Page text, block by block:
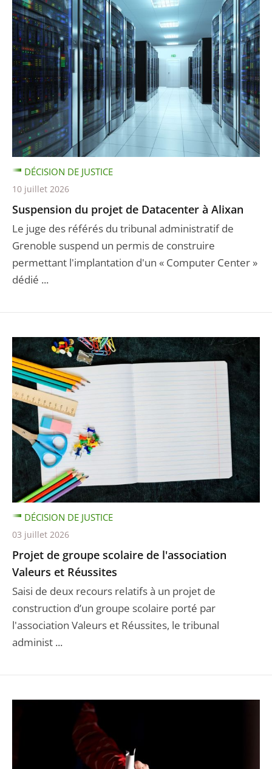
Suspension du projet de Datacenter à Alixan
Le juge des référés du tribunal administratif de
Grenoble suspend un permis de construire
permettant l'implantation d'un « Computer Center »
dédié ...
DÉCISION DE JUSTICE
10 juillet 2026
Projet de groupe scolaire de l'association
Valeurs et Réussites
Saisi de deux recours relatifs à un projet de
construction d’un groupe scolaire porté par
l'association Valeurs et Réussites, le tribunal
administ ...
DÉCISION DE JUSTICE
03 juillet 2026